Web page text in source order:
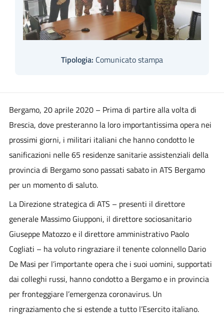
Tipologia: Comunicato stampa
Bergamo, 20 aprile 2020– Prima di partire alla volta di
Brescia, dove presteranno la loro importantissima opera nei
prossimi giorni, i militari italiani che hanno condotto le
sanificazioni nelle 65 residenze sanitarie assistenziali della
provincia di Bergamo sono passati sabato in ATS Bergamo
per un momento di saluto.
La Direzione strategica di ATS – presenti il direttore
generale Massimo Giupponi, il direttore sociosanitario
Giuseppe Matozzo e il direttore amministrativo Paolo
Cogliati – ha voluto ringraziare il tenente colonnello Dario
De Masi per l’importante opera che i suoi uomini, supportati
dai colleghi russi, hanno condotto a Bergamo e in provincia
per fronteggiare l’emergenza coronavirus. Un
ringraziamento che si estende a tutto l’Esercito italiano.